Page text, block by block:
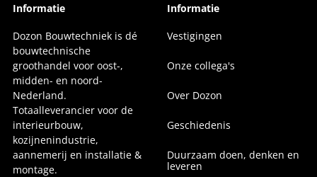
Informatie
Dozon Bouwtechniek is dé
bouwtechnische
groothandel voor oost-,
midden- en noord-
Nederland.
Totaalleverancier voor de
interieurbouw,
kozijnenindustrie,
aannemerij en installatie &
montage.
Informatie
Vestigingen
Onze collega's
Over Dozon
Geschiedenis
Duurzaam doen, denken en
leveren